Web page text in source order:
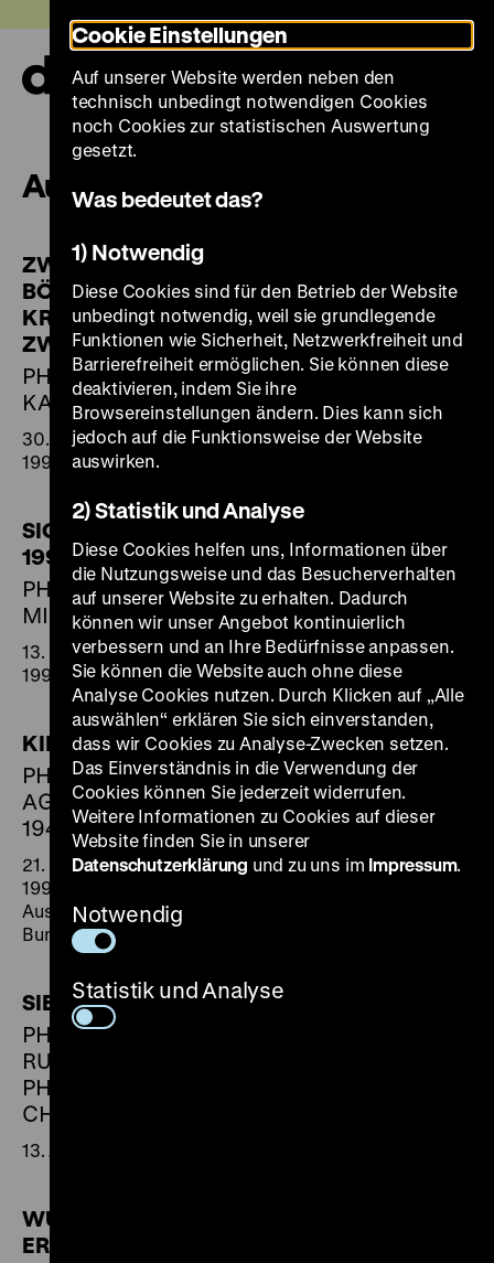
zum
Seiteninhalt
springen
Ausstellungen 1995
ZWISCHEN
BÖRSENKRACH UND
KRIEG - FRAUEN
ZWISCHEN 1929 UND 1939
PHOTOS DES DHM-
KALENDERS 1996
30. November 1995 bis 16. Januar
1996
SICHTBARE ZEIT 1965 BIS
1995
PHOTOGRAPHIEN VON
MICHAEL RUETZ
13. Oktober 1995 bis 30. Januar
1996
KINDER NACH DEM KRIEG
PHOTOGRAPHIEN DER
AGENTUR "PUCK", BERLIN
1945–48
21. September bis 28. November
1995
Ausstellung des
Bundespresseamtes
SIEGER UND BESIEGTE
PHOTODOKUMENTE DES
RUSSISCHEN
PHOTOGRAPHEN JEWGENI
CHALDEJ 1945/46
13. Juli 1995 bis 5. September 1995
WUNDEN DER
ERINNERUNG
Cookie Einstellungen
Auf unserer Website werden neben den
technisch unbedingt notwendigen Cookies
noch Cookies zur statistischen Auswertung
gesetzt.
Was bedeutet das?
1) Notwendig
Diese Cookies sind für den Betrieb der Website
unbedingt notwendig, weil sie grundlegende
Funktionen wie Sicherheit, Netzwerkfreiheit und
Barrierefreiheit ermöglichen. Sie können diese
deaktivieren, indem Sie ihre
Browsereinstellungen ändern. Dies kann sich
jedoch auf die Funktionsweise der Website
auswirken.
2) Statistik und Analyse
Diese Cookies helfen uns, Informationen über
die Nutzungsweise und das Besucherverhalten
auf unserer Website zu erhalten. Dadurch
können wir unser Angebot kontinuierlich
verbessern und an Ihre Bedürfnisse anpassen.
Sie können die Website auch ohne diese
Analyse Cookies nutzen. Durch Klicken auf „Alle
auswählen“ erklären Sie sich einverstanden,
dass wir Cookies zu Analyse-Zwecken setzen.
Das Einverständnis in die Verwendung der
Cookies können Sie jederzeit widerrufen.
Weitere Informationen zu Cookies auf dieser
Website finden Sie in unserer
Datenschutzerklärung und zu uns im Impressum.
Notwendig
Statistik und Analyse